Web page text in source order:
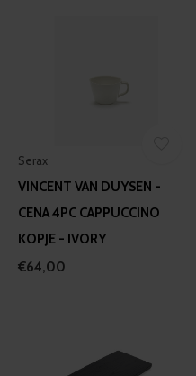
Serax
VINCENT VAN DUYSEN -
CENA 4PC CAPPUCCINO
KOPJE - IVORY
€64,00